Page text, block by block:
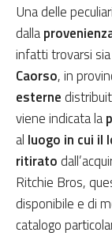
Una delle
dalla
infatti trovarsi
Caorso, in
esterne
viene indicata la
al luogo in cui il
ritirato
Ritchie Bros,
disponibile e di
catalogo